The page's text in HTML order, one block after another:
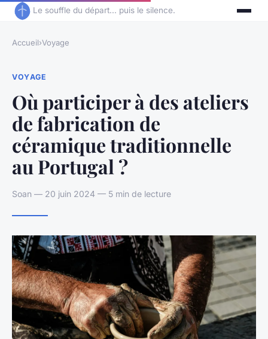
Le souffle du départ... puis le silence.
Accueil›Voyage
VOYAGE
Où participer à des ateliers
de fabrication de
céramique traditionnelle
au Portugal ?
Soan — 20 juin 2024 — 5 min de lecture